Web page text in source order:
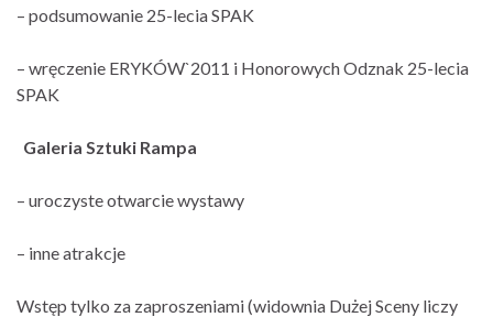
– podsumowanie 25-lecia SPAK
– wręczenie ERYKÓW`2011 i Honorowych Odznak 25-lecia
SPAK
Galeria Sztuki Rampa
– uroczyste otwarcie wystawy
– inne atrakcje
Wstęp tylko za zaproszeniami (widownia Dużej Sceny liczy